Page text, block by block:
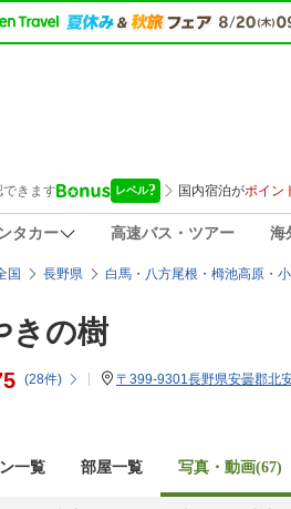
タカー 高速バス・ツアー 海
国 長野県 白馬・八方尾根・栂池高原・
きの樹
(28件) 〒399-9301長野県安曇郡北
一覧 部屋一覧 写真・動画(67)